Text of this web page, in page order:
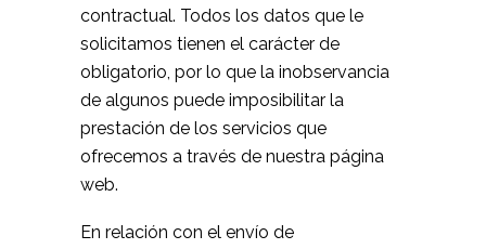
contractual. Todos los datos que le
solicitamos tienen el carácter de
obligatorio, por lo que la inobservancia
de algunos puede imposibilitar la
prestación de los servicios que
ofrecemos a través de nuestra página
web.
En relación con el envío de